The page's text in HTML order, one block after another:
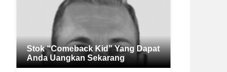
Stok “Comeback Kid” Yang Dapat
Anda Uangkan Sekarang